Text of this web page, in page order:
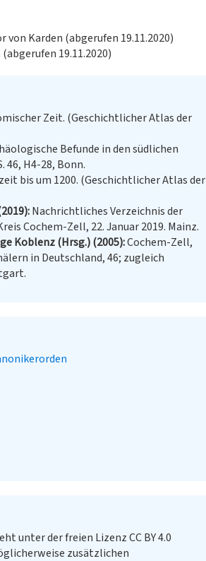
Karden (abgerufen 19.11.2020)
19.11.2020)
Zeit. (Geschichtlicher Atlas der
Befunde in den südlichen
46, H4-28, Bonn.
bis um 1200. (Geschichtlicher Atlas der
Nachrichtliches Verzeichnis der
Cochem-Zell, 22. Januar 2019. Mainz.
Koblenz (Hrsg.) (2005) Cochem-Zell,
in Deutschland, 46; zugleich
unter der freien Lizenz CC BY 4.0
zusätzlichen